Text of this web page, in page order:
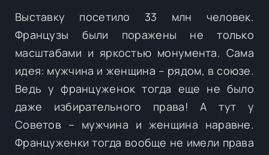
Выставку посетило 33 млн человек.
Французы были поражены не только
масштабами и яркостью монумента. Сама
идея: мужчина и женщина – рядом, в союзе.
Ведь у француженок тогда еще не было
даже избирательного права! А тут у
Советов – мужчина и женщина наравне.
Француженки тогда вообще не имели права